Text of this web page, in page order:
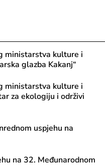
ministarstva kulture i
glazba Kakanj“
ministarstva kulture i
za ekologiju i održivi
uspjehu na
na 32. Međunarodnom